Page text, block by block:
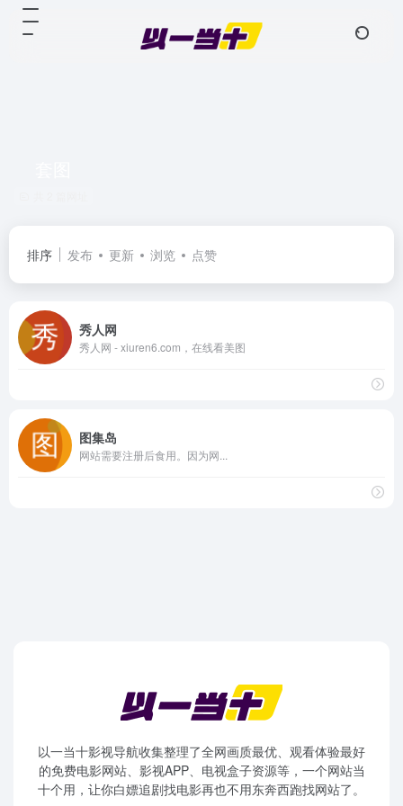
排序 发布 更新 浏览 点赞
秀人网
秀人网 - xiuren6.com，在线看美图
图集岛
网站需要注册后食用。因为网...
以一当十影视导航收集整理了全网画质最优、观看体验最好
的免费电影网站、影视APP、电视盒子资源等，一个网站当
十个用，让你白嫖追剧找电影再也不用东奔西跑找网站了。